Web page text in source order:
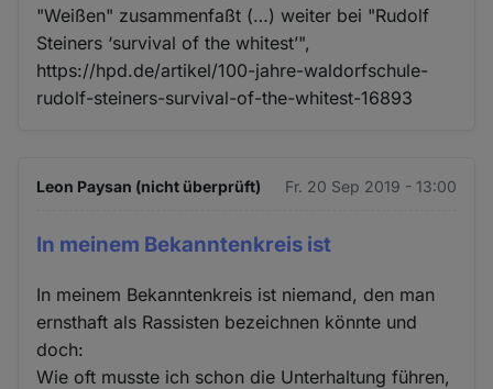
"Weißen" zusammenfaßt (…) weiter bei "Rudolf
Steiners ‘survival of the whitest’",
https://hpd.de/artikel/100-jahre-waldorfschule-
rudolf-steiners-survival-of-the-whitest-16893
Leon Paysan (nicht überprüft) Fr. 20 Sep 2019 - 13:00
In meinem Bekanntenkreis ist
In meinem Bekanntenkreis ist niemand, den man
ernsthaft als Rassisten bezeichnen könnte und
doch:
Wie oft musste ich schon die Unterhaltung führen,